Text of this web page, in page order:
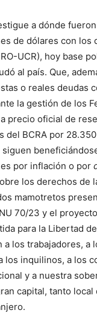
a dónde
de dólares con los
UCR), hoy base
al país. Que,
o reales deudas
la gestión de los
precio oficial de
del BCRA por
por inflación o por
los derechos de
mamotretos
70/23 y el
para la Libertad
a los trabajadores, a
los inquilinos, a los
y a nuestra
capital, tanto